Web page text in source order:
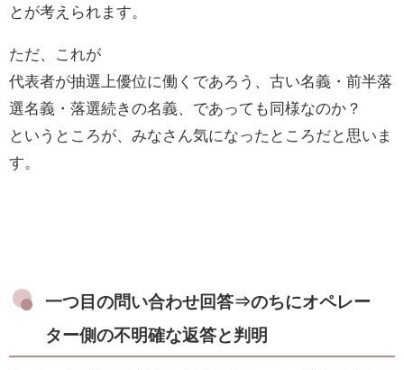
とが考えられます。
ただ、これが
代表者が抽選上優位に働くであろう、古い名義・前半落
選名義・落選続きの名義、であっても同様なのか？
というところが、みなさん気になったところだと思いま
す。
一つ目の問い合わせ回答⇒のちにオペレー
ター側の不明確な返答と判明